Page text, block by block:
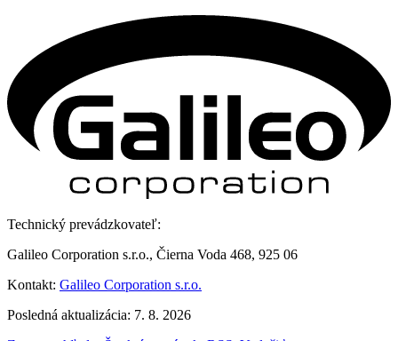
Technický prevádzkovateľ:
Galileo Corporation s.r.o., Čierna Voda 468, 925 06
Kontakt: Galileo Corporation s.r.o.
Posledná aktualizácia: 7. 8. 2026